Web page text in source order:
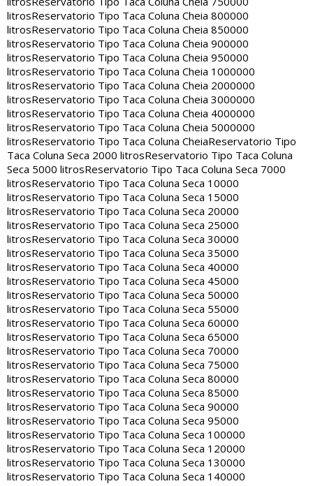
litrosReservatorio Tipo Taca Coluna Cheia 800000
litrosReservatorio Tipo Taca Coluna Cheia 850000
litrosReservatorio Tipo Taca Coluna Cheia 900000
litrosReservatorio Tipo Taca Coluna Cheia 950000
litrosReservatorio Tipo Taca Coluna Cheia 1000000
litrosReservatorio Tipo Taca Coluna Cheia 2000000
litrosReservatorio Tipo Taca Coluna Cheia 3000000
litrosReservatorio Tipo Taca Coluna Cheia 4000000
litrosReservatorio Tipo Taca Coluna Cheia 5000000
litrosReservatorio Tipo Taca Coluna CheiaReservatorio Tipo
Taca Coluna Seca 2000 litrosReservatorio Tipo Taca Coluna
Seca 5000 litrosReservatorio Tipo Taca Coluna Seca 7000
litrosReservatorio Tipo Taca Coluna Seca 10000
litrosReservatorio Tipo Taca Coluna Seca 15000
litrosReservatorio Tipo Taca Coluna Seca 20000
litrosReservatorio Tipo Taca Coluna Seca 25000
litrosReservatorio Tipo Taca Coluna Seca 30000
litrosReservatorio Tipo Taca Coluna Seca 35000
litrosReservatorio Tipo Taca Coluna Seca 40000
litrosReservatorio Tipo Taca Coluna Seca 45000
litrosReservatorio Tipo Taca Coluna Seca 50000
litrosReservatorio Tipo Taca Coluna Seca 55000
litrosReservatorio Tipo Taca Coluna Seca 60000
litrosReservatorio Tipo Taca Coluna Seca 65000
litrosReservatorio Tipo Taca Coluna Seca 70000
litrosReservatorio Tipo Taca Coluna Seca 75000
litrosReservatorio Tipo Taca Coluna Seca 80000
litrosReservatorio Tipo Taca Coluna Seca 85000
litrosReservatorio Tipo Taca Coluna Seca 90000
litrosReservatorio Tipo Taca Coluna Seca 95000
litrosReservatorio Tipo Taca Coluna Seca 100000
litrosReservatorio Tipo Taca Coluna Seca 120000
litrosReservatorio Tipo Taca Coluna Seca 130000
litrosReservatorio Tipo Taca Coluna Seca 140000